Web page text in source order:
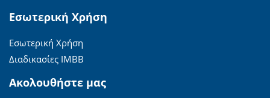
Εσωτερική Χρήση
Εσωτερική Χρήση
Διαδικασίες ΙΜΒΒ
Ακολουθήστε μας